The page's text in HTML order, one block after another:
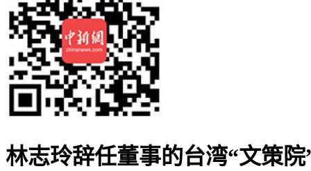
林志玲辞任董事的台湾“文策